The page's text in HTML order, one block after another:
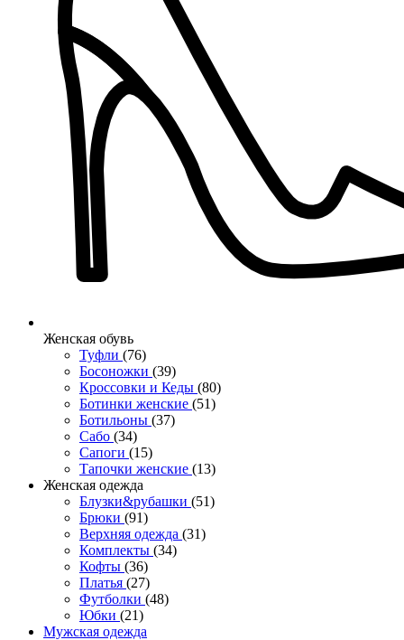
Женcкая обувь
Туфли (76)
Босоножки (39)
Кроссовки и Кеды (80)
Ботинки женские (51)
Ботильоны (37)
Сабо (34)
Сапоги (15)
Тапочки женские (13)
Женская одежда
Блузки&рубашки (51)
Брюки (91)
Верхняя одежда (31)
Комплекты (34)
Кофты (36)
Платья (27)
Футболки (48)
Юбки (21)
Мужская одежда